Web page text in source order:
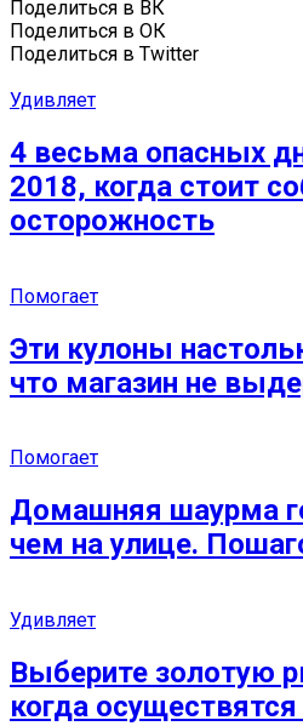
Поделиться в ВК
Поделиться в ОК
Поделиться в Twitter
Удивляет
4 весьма опасных
2018, когда стоит
осторожность
Помогает
Эти кулоны
что магазин не
Помогает
Домашняя шаурма
чем на улице.
Удивляет
Выберите золотую
когда